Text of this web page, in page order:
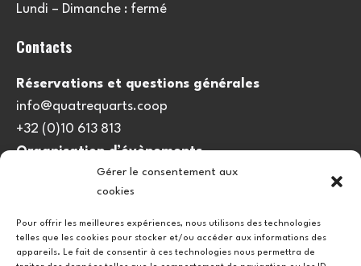
Gérer le consentement aux
cookies
Pour offrir les meilleures expériences, nous utilisons des technologies
telles que les cookies pour stocker et/ou accéder aux informations des
appareils. Le fait de consentir à ces technologies nous permettra de
Lundi – Dimanche : fermé
Contacts
Réservations et questions générales
info@quatrequarts.coop
+32 (0)10 613 813
Organisation d’évènements
viedulieu@quatrequarts.coop
Politique de cookies (UE)